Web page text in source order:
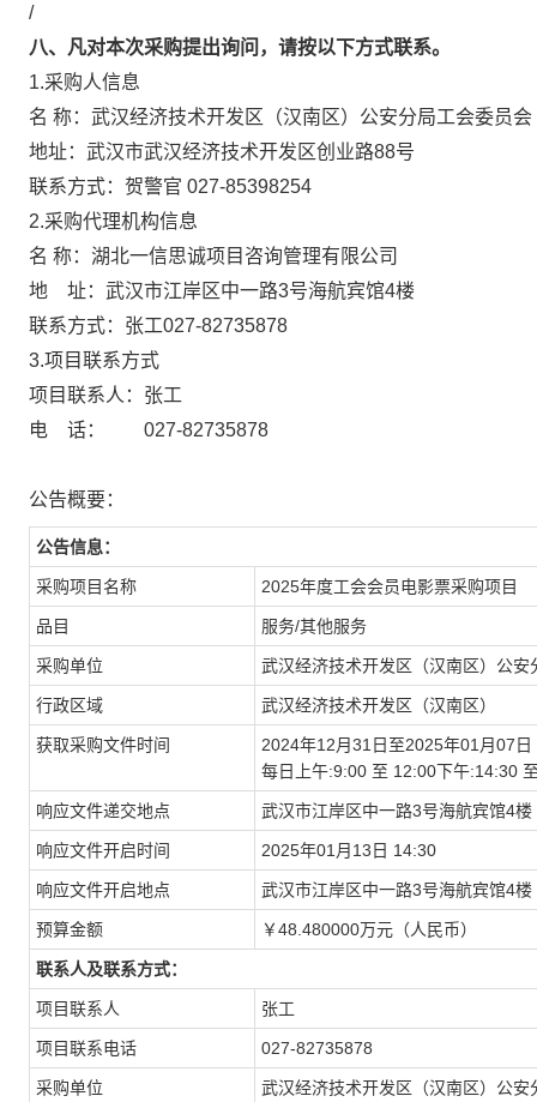
/
八、凡对本次采购提出询问，请按以下方式联系。
1.采购人信息
名 称：武汉经济技术开发区（汉南区）公安分局
地址：武汉市武汉经济技术开发区创业路
联系方式：贺警官 027-85398254
2.采购代理机构信息
名 称：湖北一信思诚项目咨询管理
地 址：武汉市江岸区中一路3号海
联系方式：张工027-82735878
3.项目联系方式
项目联系人：张工
电 话： 027-82735878
公告概要：
公告信息：
采购项目名称 2025年度工会会员电影票采购项目
品目 服务/其他服务
采购单位 武汉经济技术开发区（汉南区）公安
行政区域 武汉经济技术开发区（汉南区）
获取采购文件时间
2024年12月31日至2025年01月07日
每日上午:9:00 至 12:00下午:14:30
响应文件递交地点 武汉市江岸区中一路3号海航宾馆4楼
响应文件开启时间 2025年01月13日 14:30
响应文件开启地点 武汉市江岸区中一路3号海航宾馆4楼
预算金额 ￥48.480000万元（人民币）
联系人及联系方式：
项目联系人 张工
项目联系电话 027-82735878
采购单位 武汉经济技术开发区（汉南区）公安